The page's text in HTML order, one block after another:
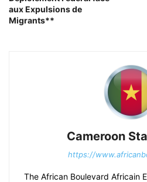
aux Expulsions de
Migrants**
Cameroon
https://
The African Boulevard Africain